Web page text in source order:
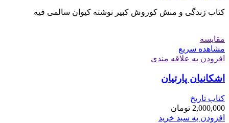
کتاب زندگی و منش کوروش کبیر نوشته کیوان سالمی فیه
مقایسه
مشاهده سریع
افزودن به علاقه مندی
اشکانیان پارتیان
کتاب تاریخ
2,000,000 تومان
افزودن به سبد خرید